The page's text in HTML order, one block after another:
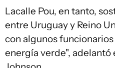
Lacalle Pou, en tanto,
entre Uruguay y Reino
con algunos
energía verde", adelantó